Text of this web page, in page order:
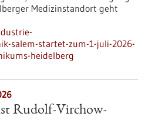
Medizinstandort geht
salem-startet-zum-1-juli-2026-
heidelberg
Rudolf-Virchow-